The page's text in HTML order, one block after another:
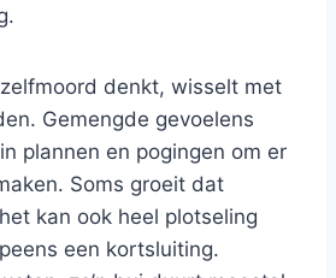
denkt, wisselt met
Gemengde gevoelens
plannen en pogingen om er
Soms groeit dat
kan ook heel plotseling
een kortsluiting.